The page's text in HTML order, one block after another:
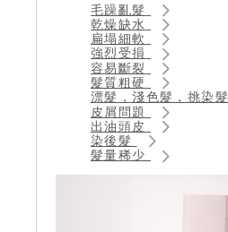
毛躁亂髮
乾燥缺水
扁塌細軟
強烈受損
容易斷裂
髮質粗硬
漂髮，淺色髮，挑染髮
皮屑問題
出油頭皮
染後髮
髮量稀少